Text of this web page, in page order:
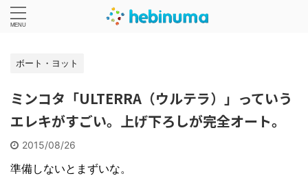
ボート・ヨット
ミンコタ「ULTERRA（ウルテラ）」っていう
エレキがすごい。上げ下ろしが完全オート。
2015/08/26
準備しないとまずいな。